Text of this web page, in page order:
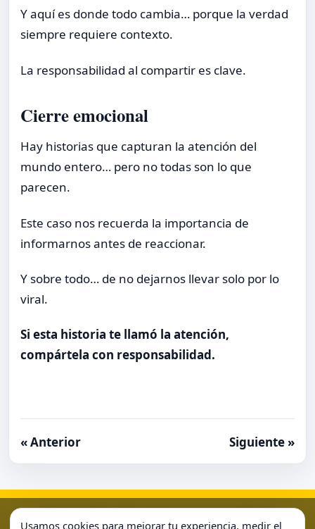
Y aquí es donde todo cambia… porque la verdad
siempre requiere contexto.
La responsabilidad al compartir es clave.
Cierre emocional
Hay historias que capturan la atención del
mundo entero… pero no todas son lo que
parecen.
Este caso nos recuerda la importancia de
informarnos antes de reaccionar.
Y sobre todo… de no dejarnos llevar solo por lo
viral.
Si esta historia te llamó la atención,
compártela con responsabilidad.
« Anterior Siguiente »
Usamos cookies para mejorar tu experiencia, medir el